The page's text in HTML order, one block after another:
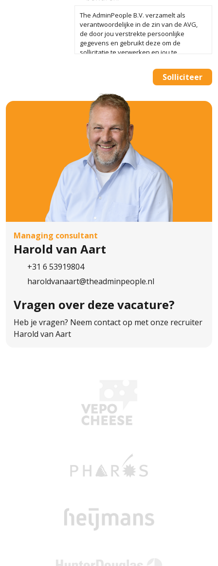
The AdminPeople B.V. verzamelt als
verantwoordelijke in de zin van de AVG,
de door jou verstrekte persoonlijke
gegevens en gebruikt deze om de
sollicitatie te verwerken en jou te
We bewaren je gegevens in onze
database tot vier weken na beëindiging
ons daarvoor toestemming geeft bewaren
wij je gegevens tot 12 maanden na de
beëindiging van de procedure. Je kan The
AdminPeople B.V. op elk moment
verzoeken jouw gegevens te verwijderen
of de toestemming in te trekken. Meer
informatie vind je in het Privacy Statement
van The AdminPeople B.V..
Solliciteer
Managing consultant
Harold van Aart
+31 6 53919804
haroldvanaart@theadminpeople.nl
Vragen over deze vacature?
Heb je vragen? Neem contact op met onze recruiter
Harold van Aart